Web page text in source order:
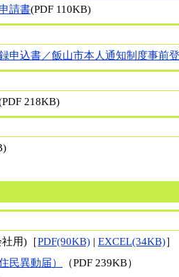
請書(PDF 110KB)
申込書／飯山市本人通知制度事前
218KB)
社用) ［PDF(90KB) | EXCEL(34KB)］
民異動届）
（PDF 239KB）